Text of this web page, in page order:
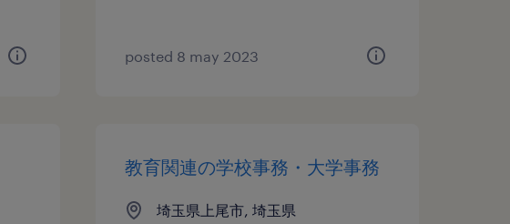
posted 8 may 2023
教育関連の学校事務・大学事務
埼玉県上尾市, 埼玉県